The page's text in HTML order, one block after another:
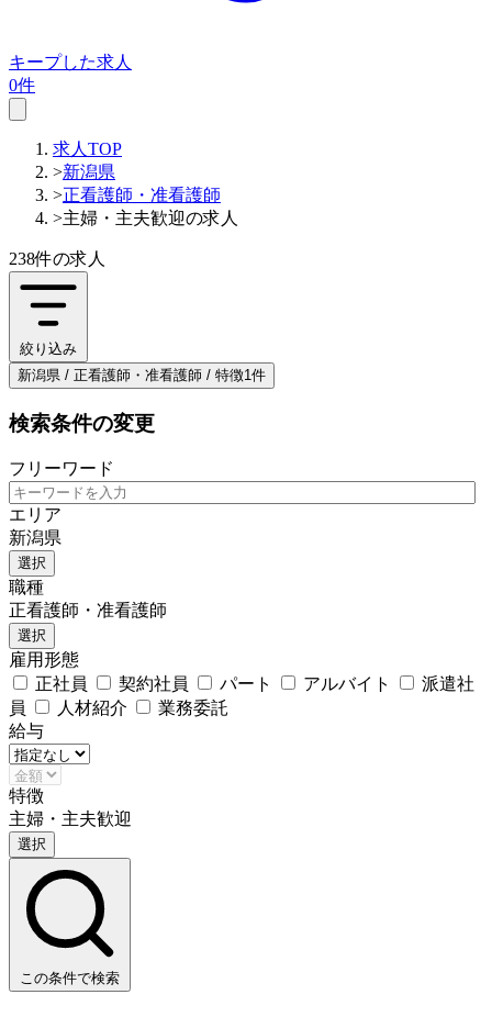
キープした求人
0件
求人TOP
>新潟県
>正看護師・准看護師
>主婦・主夫歓迎の求人
238件の求人
絞り込み
新潟県 / 正看護師・准看護師 / 特徴1件
検索条件の変更
フリーワード
エリア
新潟県
選択
職種
正看護師・准看護師
選択
雇用形態
正社員
契約社員 パート アルバイト
派遣社
員
人材紹介
業務委託
給与
特徴
主婦・主夫歓迎
選択
この条件で検索